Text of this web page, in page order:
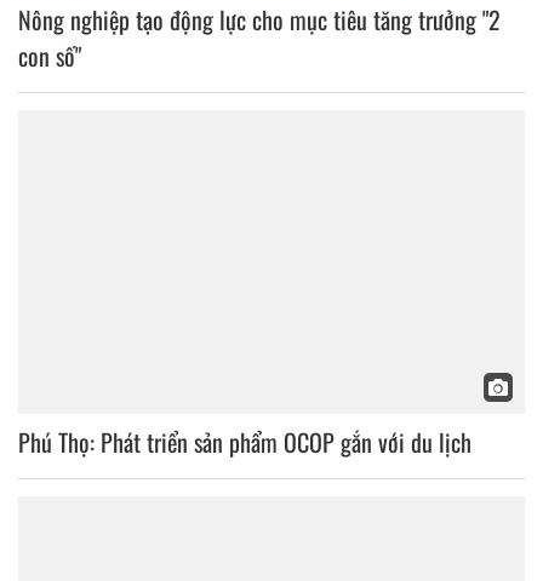
Nông nghiệp tạo động lực cho mục tiêu tăng trưởng "2
con số"
Phú Thọ: Phát triển sản phẩm OCOP gắn với du lịch